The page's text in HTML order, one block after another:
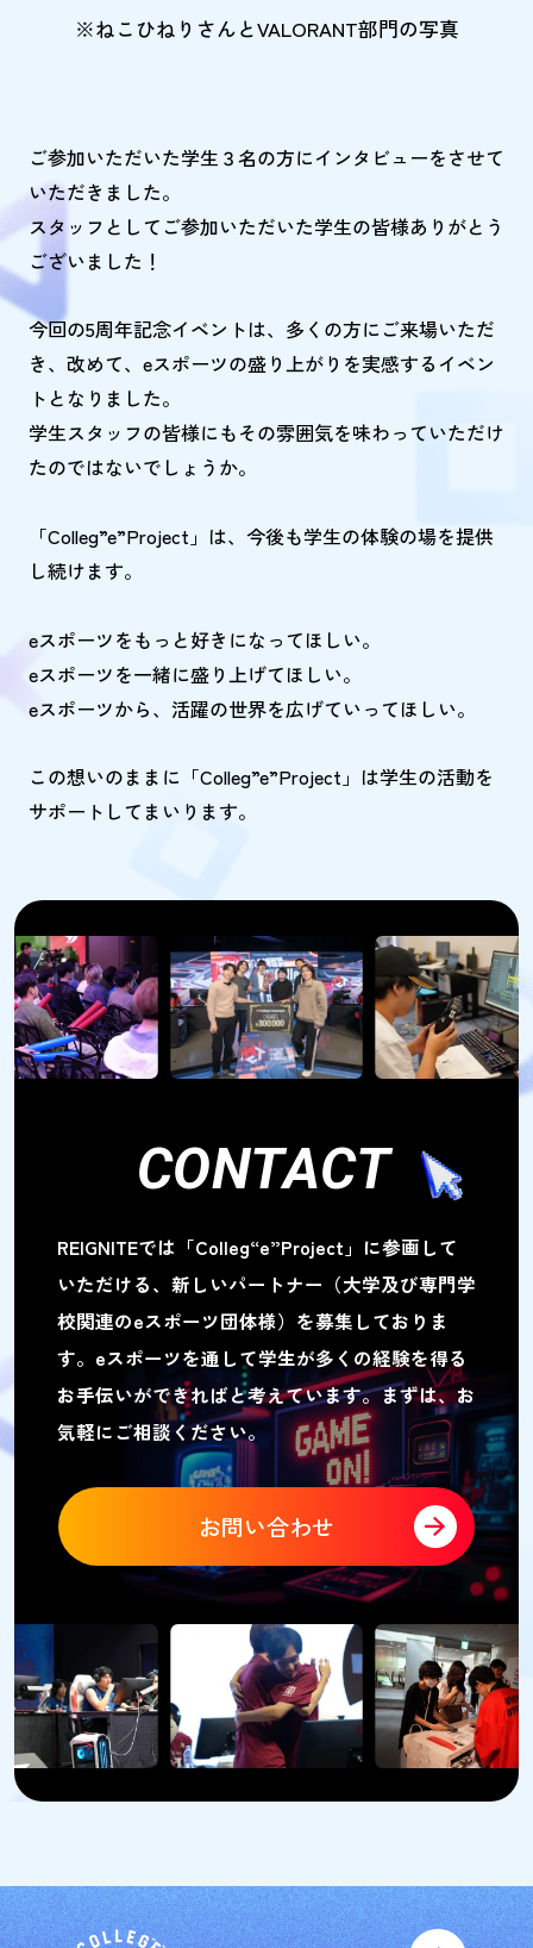
※ねこひねりさんとVALORANT部門の写真
ご参加いただいた学生３名の方にインタビューをさせて
いただきました。
スタッフとしてご参加いただいた学生の皆様ありがとう
ございました！
今回の5周年記念イベントは、多くの方にご来場いただ
き、改めて、eスポーツの盛り上がりを実感するイベン
トとなりました。
学生スタッフの皆様にもその雰囲気を味わっていただけ
たのではないでしょうか。
「Colleg”e”Project」は、今後も学生の体験の場を提供
し続けます。
eスポーツをもっと好きになってほしい。
eスポーツを一緒に盛り上げてほしい。
eスポーツから、活躍の世界を広げていってほしい。
この想いのままに「Colleg”e”Project」は学生の活動を
サポートしてまいります。
CONTACT
REIGNITEでは「Colleg“e”Project」に参画して
いただける、 新しいパートナー（大学及び専門学
校関連のeスポーツ団体様）を募集しておりま
す。 eスポーツを通して学生が多くの経験を得る
お手伝いができればと考えています。まずは、お
気軽にご相談ください。
お問い合わせ